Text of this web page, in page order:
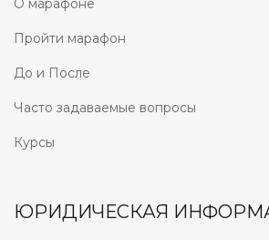
О марафоне
Пройти марафон
До и После
Часто задаваемые вопросы
Курсы
ЮРИДИЧЕСКАЯ